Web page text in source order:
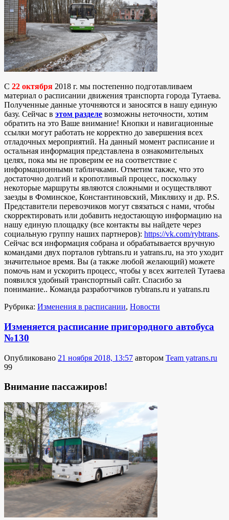
C 22 октября 2018 г. мы постепенно подготавливаем
материал о расписании движения транспорта города Тутаева.
Полученные данные уточняются и заносятся в нашу единую
базу. Сейчас в этом разделе возможны неточности, хотим
обратить на это Ваше внимание! Кнопки и навигационные
ссылки могут работать не корректно до завершения всех
отладочных мероприятий. На данный момент расписание и
остальная информация представлена в ознакомительных
целях, пока мы не проверим ее на соответствие с
информационными табличками. Отметим также, что это
достаточно долгий и кропотливый процесс, поскольку
некоторые маршруты являются сложными и осуществляют
заезды в Фоминское, Константиновский, Микляиху и др. P.S.
Представители перевозчиков могут связаться с нами, чтобы
скорректировать или добавить недостающую информацию на
нашу единую площадку (все контакты вы найдете через
социальную группу наших партнеров): https://vk.com/rybtrans.
Сейчас вся информация собрана и обрабатывается вручную
командами двух порталов rybtrans.ru и yatrans.ru, на это уходит
значительное время. Вы (а также любой желающий) можете
помочь нам и ускорить процесс, чтобы у всех жителей Тутаева
появился удобный транспортный сайт. Спасибо за
понимание.. Команда разработчиков rybtrans.ru и yatrans.ru
Рубрика: Изменения в расписании, Новости
Изменяется расписание пригородного автобуса
№130
Опубликовано 21 ноября 2018, 13:57 автором Team yatrans.ru
99
Внимание пассажиров!